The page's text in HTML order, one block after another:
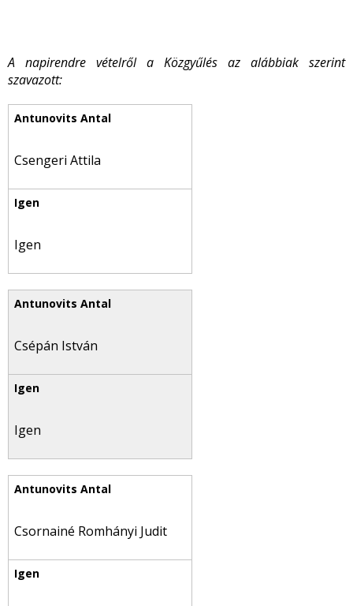
A napirendre vételről a Közgyűlés az alábbiak szerint
szavazott:
Csengeri Attila
Igen
Csépán István
Igen
Csornainé Romhányi Judit